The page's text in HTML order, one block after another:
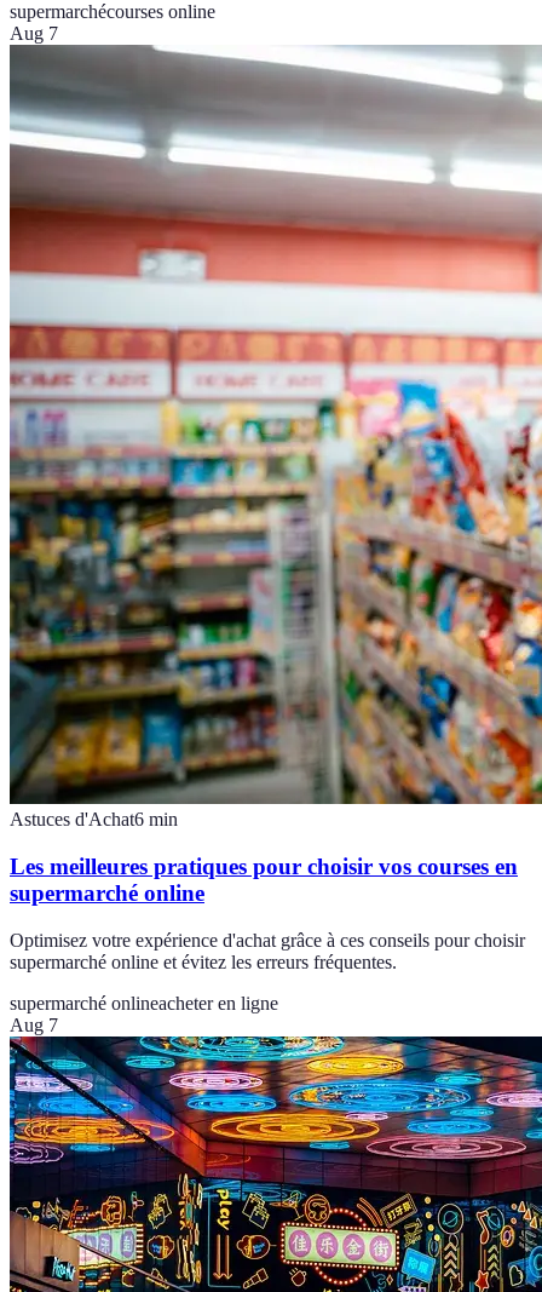
supermarchécourses online
Aug 7
Astuces d'Achat6 min
Les meilleures pratiques pour choisir vos courses en
supermarché online
Optimisez votre expérience d'achat grâce à ces conseils pour choisir
supermarché online et évitez les erreurs fréquentes.
supermarché onlineacheter en ligne
Aug 7